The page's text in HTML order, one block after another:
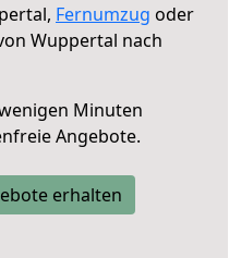
Fernumzug oder
Wuppertal nach
Minuten
Angebote.
erhalten